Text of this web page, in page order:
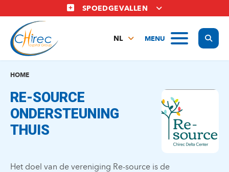
en
naar
inhoud
gaan
SPOEDGEVALLEN
MENU
NL
HOME
RE-SOURCE
ONDERSTEUNING
THUIS
Het doel van de vereniging Re-source is de